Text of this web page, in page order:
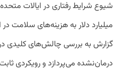
گزارش به بررسی چالش‌های کلیدی
درمان‌نشده می‌پردازد و رویکردی